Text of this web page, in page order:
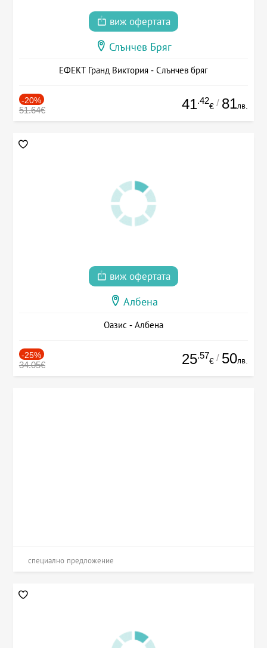
виж офертата
Слънчев Бряг
ЕФЕКТ Гранд Виктория - Слънчев бряг
-20%
51.64€ 41.42
€ / 81лв.
виж офертата
Албена
Оазис - Албена
-25%
34.05€ 25.57
€ / 50лв.
специално предложение